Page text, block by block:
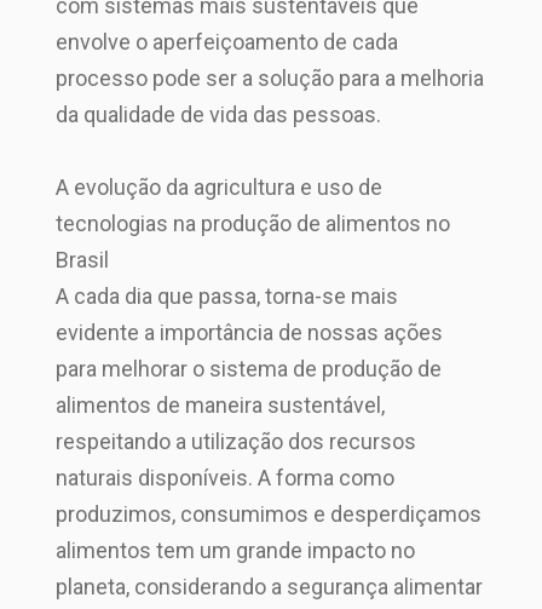
com sistemas mais sustentáveis que
envolve o aperfeiçoamento de cada
processo pode ser a solução para a melhoria
da qualidade de vida das pessoas.
A evolução da agricultura e uso de
tecnologias na produção de alimentos no
Brasil
A cada dia que passa, torna-se mais
evidente a importância de nossas ações
para melhorar o sistema de produção de
alimentos de maneira sustentável,
respeitando a utilização dos recursos
naturais disponíveis. A forma como
produzimos, consumimos e desperdiçamos
alimentos tem um grande impacto no
planeta, considerando a segurança alimentar